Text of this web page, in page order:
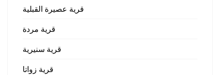
قرية عصيرة القبلية
قرية مردة
قرية سنيرية
قرية زواتا